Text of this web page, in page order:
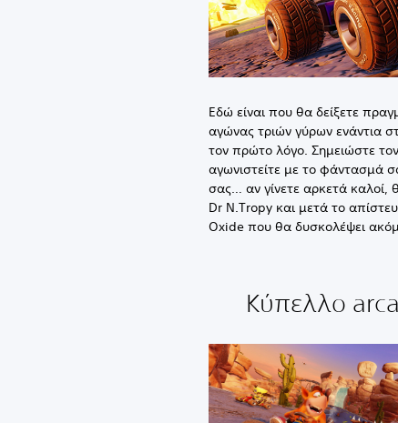
Εδώ είναι που θα δείξετε
αγώνας τριών γύρων ενάντια
τον πρώτο λόγο. Σημειώστε
αγωνιστείτε με το φάντασμά
σας… αν γίνετε αρκετά
Dr N.Tropy και μετά το
Oxide που θα δυσκολέψει
Κύπελλο